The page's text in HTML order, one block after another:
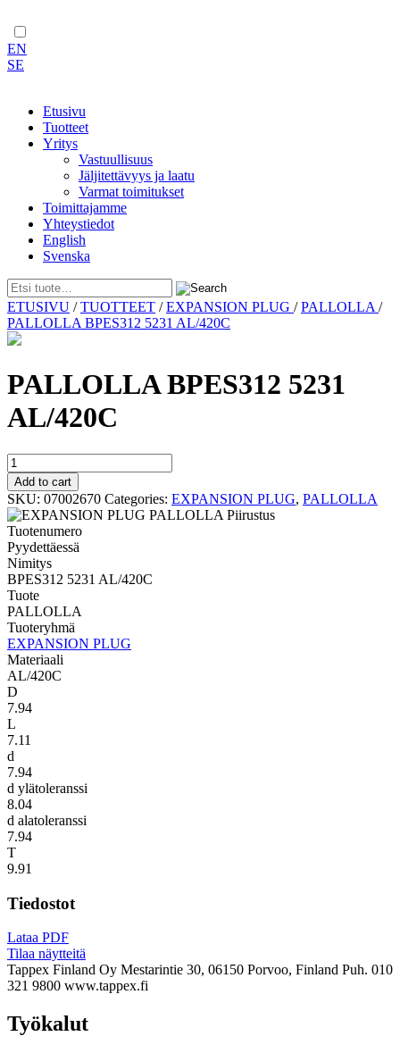
EN
SE
Etusivu
Tuotteet
Yritys
Vastuullisuus
Jäljitettävyys ja laatu
Varmat toimitukset
Toimittajamme
Yhteystiedot
English
Svenska
Skip
to
content
ETUSIVU /TUOTTEET /EXPANSION PLUG /PALLOLLA /
PALLOLLA BPES312 5231 AL/420C
PALLOLLA BPES312 5231
AL/420C
PALLOLLA
BPES312
5231
AL/420C
quantity
Add to cart
SKU: 07002670 Categories: EXPANSION PLUG, PALLOLLA
Tuotenumero
Pyydettäessä
Nimitys
BPES312 5231 AL/420C
Tuote
PALLOLLA
Tuoteryhmä
EXPANSION PLUG
Materiaali
AL/420C
D
7.94
L
7.11
d
7.94
d ylätoleranssi
8.04
d alatoleranssi
7.94
T
9.91
Tiedostot
Lataa PDF
Tilaa näytteitä
Tappex Finland Oy Mestarintie 30, 06150 Porvoo, Finland Puh. 010
321 9800 www.tappex.fi
Työkalut